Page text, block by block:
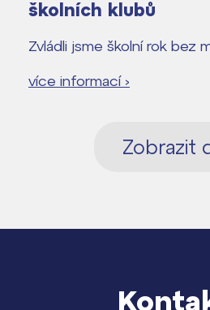
školních klubů
Zvládli jsme školní rok bez
více informací ›
Zobrazit